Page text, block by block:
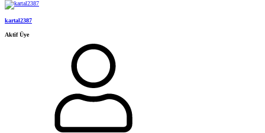
kartal2387
Aktif Üye